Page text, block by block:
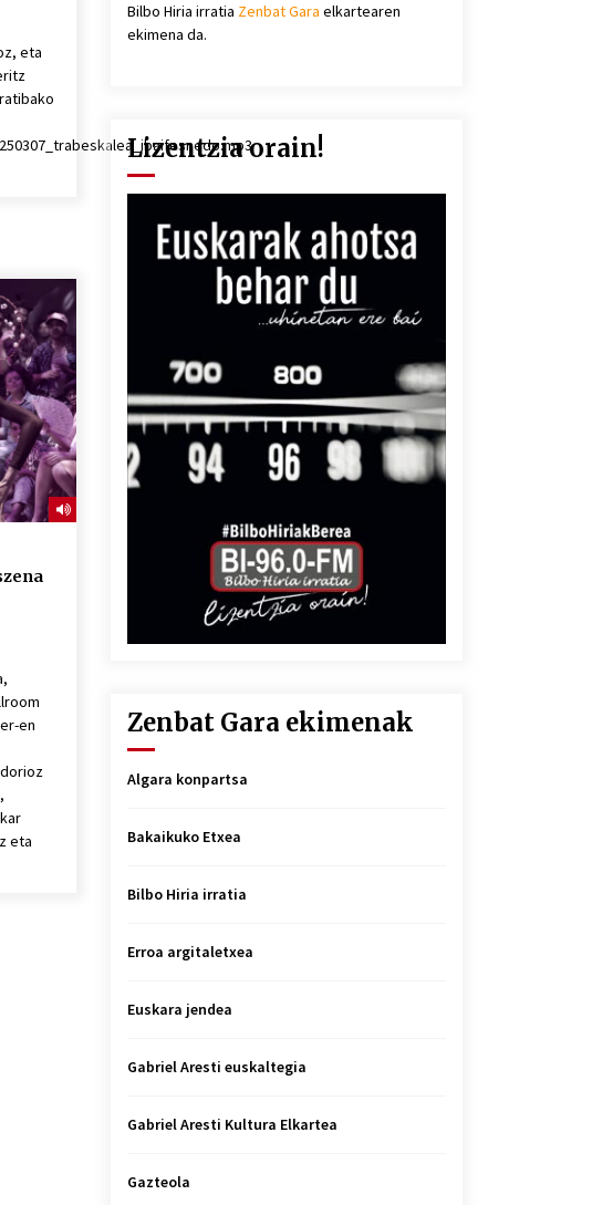
eta
en
eta
Bilbo Hiria irratia Zenbat Gara elkartearen
ekimena da.
Lizentzia orain!
Zenbat Gara ekimenak
Algara konpartsa
Bakaikuko Etxea
Bilbo Hiria irratia
Erroa argitaletxea
Euskara jendea
Gabriel Aresti euskaltegia
Gabriel Aresti Kultura Elkartea
Gazteola